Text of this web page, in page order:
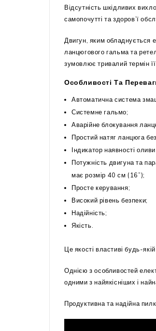
Відсутність шкідливих
самопочутті та здоров’ї
Двигун, яким обладнується
ланцюгового гальма та
зумовлює тривалий термін її
Особливості Та
Автоматична система
Системне гальмо;
Аварійне блокування
Простий натяг ланцюга
Індикатор наявності
Потужність двигуна та
має розмір 40 см (16”);
Просте керування;
Високий рівень безпеки;
Надійність;
Якість.
Це якості властиві будь-
Однією з особливостей
одними з найякісніших і
Продуктивна та надійна